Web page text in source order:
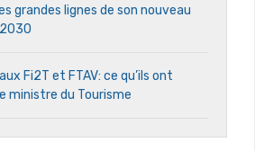
grandes lignes de son nouveau
Fi2T et FTAV: ce qu’ils ont
ministre du Tourisme